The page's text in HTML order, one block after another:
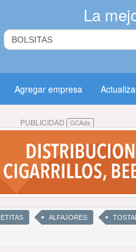
La
Agregar empresa
PUBLICIDAD GCAds
ALFAJORES